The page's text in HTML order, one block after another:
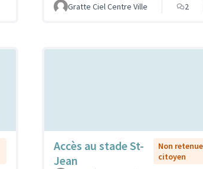
Gratte Ciel Centre Ville 2
Accès au stade St-
Jean
Non
citoyen